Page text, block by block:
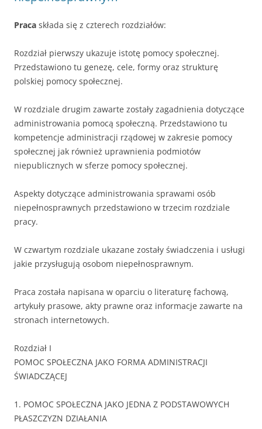
Praca składa się z czterech rozdziałów:
Rozdział pierwszy ukazuje istotę pomocy społecznej.
Przedstawiono tu genezę, cele, formy oraz strukturę
polskiej pomocy społecznej.
W rozdziale drugim zawarte zostały zagadnienia dotyczące
administrowania pomocą społeczną. Przedstawiono tu
kompetencje administracji rządowej w zakresie pomocy
społecznej jak również uprawnienia podmiotów
niepublicznych w sferze pomocy społecznej.
Aspekty dotyczące administrowania sprawami osób
niepełnosprawnych przedstawiono w trzecim rozdziale
pracy.
W czwartym rozdziale ukazane zostały świadczenia i usługi
jakie przysługują osobom niepełnosprawnym.
Praca została napisana w oparciu o literaturę fachową,
artykuły prasowe, akty prawne oraz informacje zawarte na
stronach internetowych.
Rozdział I
POMOC SPOŁECZNA JAKO FORMA ADMINISTRACJI
ŚWIADCZĄCEJ
1. POMOC SPOŁECZNA JAKO JEDNA Z PODSTAWOWYCH
PŁASZCZYZN DZIAŁANIA